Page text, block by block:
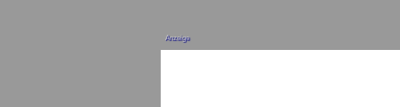
Anzeige